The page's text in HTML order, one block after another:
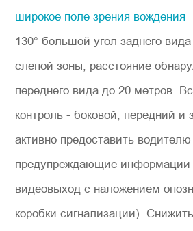
широкое поле зрения вождения
130° большой угол заднего
слепой зоны, расстояние
переднего вида до 20 метров.
контроль - боковой, передний и
активно предоставить водителю
предупреждающие информации
видеовыход с наложением
коробки сигнализации).